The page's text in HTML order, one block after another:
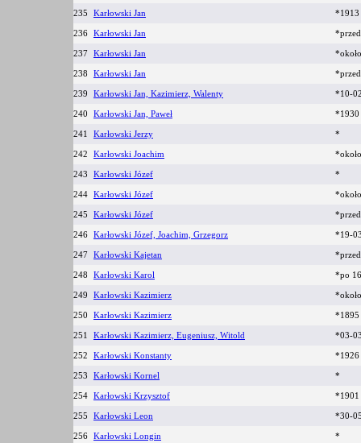
235 Karłowski Jan *1913
236 Karłowski Jan
237 Karłowski Jan
238 Karłowski Jan
239 Karłowski Jan, Kazimierz, Walenty *10-
240 Karłowski Jan, Paweł *1930
241 Karłowski Jerzy *
242 Karłowski Joachim
243 Karłowski Józef *
244 Karłowski Józef
245 Karłowski Józef
246 Karłowski Józef, Joachim, Grzegorz *19-
247 Karłowski Kajetan
248 Karłowski Karol *po
249 Karłowski Kazimierz
250 Karłowski Kazimierz *1895
251 Karłowski Kazimierz, Eugeniusz, Witold *03-
252 Karłowski Konstanty *1926
253 Karłowski Kornel *
254 Karłowski Krzysztof *1901
255 Karłowski Leon *30-
256 Karłowski Longin *